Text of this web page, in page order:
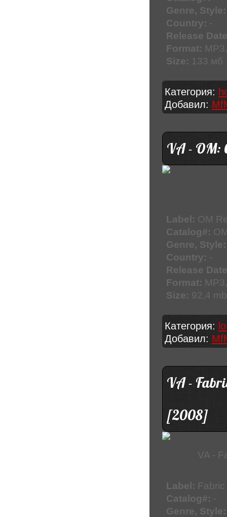
Genre, Style:
Country: -
Release
Format:
Size: 133 мб
Категория:
Добавил:
VA - OM:
Label: OM
Catalog#:
Genre, Style:
Country: -
Release
Format:
Size: 92,4 mb
Категория:
Добавил:
VA -
[2008]
VA -
Label: Fabric
Catalog#: -
Genre, Style: